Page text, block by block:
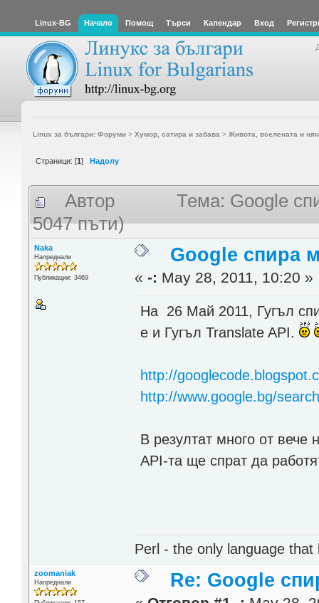
Linux-BG Начало Помощ Търси Календар Вход
Linux за българи: Форуми> Хумор, сатира и забава > Живота, вселената и
Страници: [1] Надолу
Автор
Тема: Google
5047 пъти)
Naka
Напреднали
Публикации: 3469
Google спира
«-: May 28, 2011, 10:20 »
На 26 Май 2011, Гугъл
е и Гугъл Translate API.
http://
http://www.google.bg/
В резултат много от вече
API-та ще спрат да
Perl - the only language
zoomaniak
Напреднали Re: Google